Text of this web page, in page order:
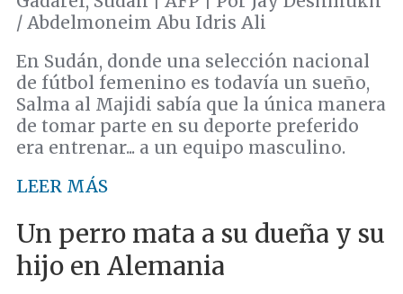
/ Abdelmoneim Abu Idris Ali
En Sudán, donde una selección nacional
de fútbol femenino es todavía un sueño,
Salma al Majidi sabía que la única manera
de tomar parte en su deporte preferido
era entrenar... a un equipo masculino.
LEER MÁS
Un perro mata a su dueña y su
hijo en Alemania